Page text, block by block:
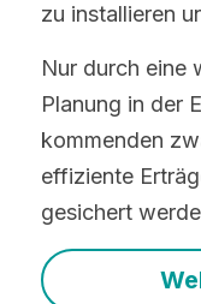
zu installieren
Nur durch eine
Planung in der
kommenden
effiziente
gesichert